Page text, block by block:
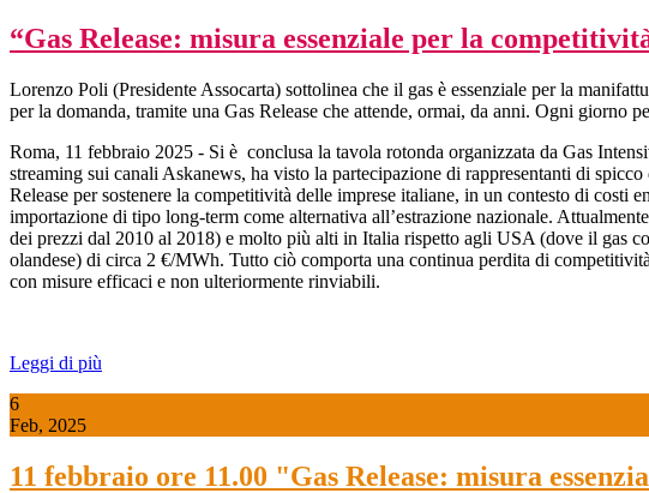
“Gas Release: misura essenziale per la
Lorenzo Poli (Presidente Assocarta) sottolinea che il gas è essenziale per la
per la domanda, tramite una Gas Release che attende, ormai, da anni. Ogni giorno
Roma, 11 febbraio 2025 - Si è conclusa la tavola rotonda organizzata da Gas
streaming sui canali Askanews, ha visto la partecipazione di rappresentanti di
Release per sostenere la competitività delle imprese italiane, in un contesto di costi
importazione di tipo long-term come alternativa all’estrazione nazionale.
dei prezzi dal 2010 al 2018) e molto più alti in Italia rispetto agli USA (dove il gas
olandese) di circa 2 €/MWh. Tutto ciò comporta una continua perdita di
con misure efficaci e non ulteriormente rinviabili.
Leggi di più
6
Feb, 2025
11 febbraio ore 11.00 "Gas Release: misura